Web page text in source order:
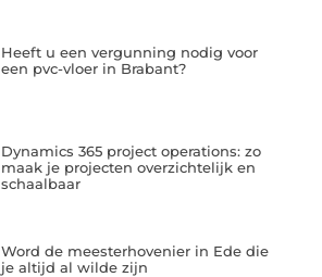
Heeft u een vergunning nodig voor
een pvc-vloer in Brabant?
Dynamics 365 project operations: zo
maak je projecten overzichtelijk en
schaalbaar
Word de meesterhovenier in Ede die
je altijd al wilde zijn